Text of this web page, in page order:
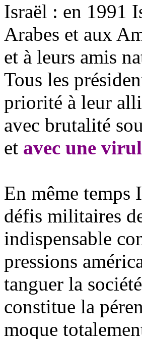
Israël : en 1991
Arabes et aux
et à leurs amis
Tous les
priorité à leur
avec brutalité
et avec une
En même temps
défis militaires
indispensable
pressions
tanguer la
constitue la
moque